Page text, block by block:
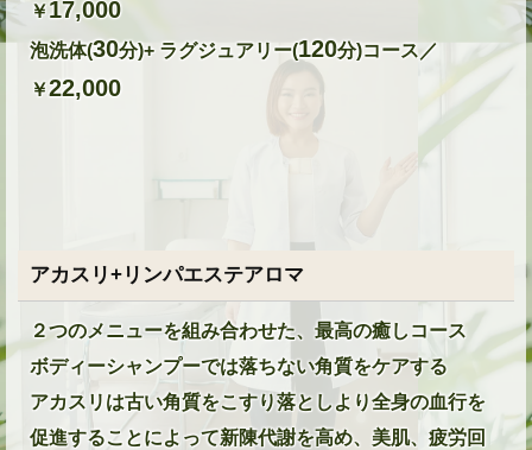
￥17,000
泡洗体(30分)+ ラグジュアリー(120分)コース／
￥22,000
アカスリ+リンパエステアロマ
２つのメニューを組み合わせた、最高の癒しコース
ボディーシャンプーでは落ちない角質をケアする
アカスリは古い角質をこすり落としより全身の血行を
促進することによって新陳代謝を高め、美肌、疲労回